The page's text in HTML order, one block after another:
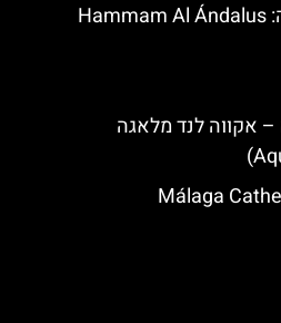
חמאם אנדלוסי במלאגה: Hammam Al Ándalus
אקווה לנד מלאגה